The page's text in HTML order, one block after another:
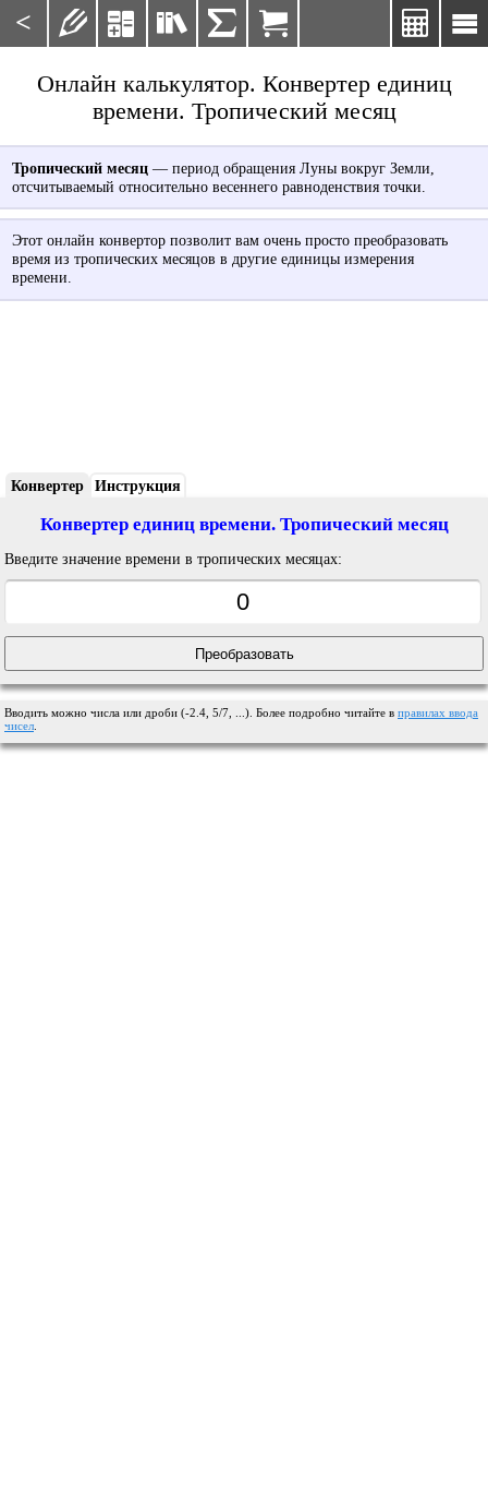
< 

    
Онлайн калькулятор. Конвертер единиц
времени. Тропический месяц
Тропический месяц— период обращения Луны вокруг Земли,
отсчитываемый относительно весеннего равноденствия точки.
Этот онлайн конвертор позволит вам очень просто преобразовать
время из тропических месяцов в другие единицы измерения
времени.
Конвертер Инструкция
Конвертер единиц времени. Тропический месяц
Введите значение времени в тропических месяцах:
Вводить можно числа или дроби (-2.4, 5/7, ...). Более подробно читайте в правилах ввода
чисел